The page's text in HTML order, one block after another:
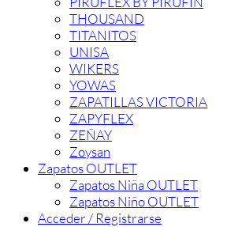
THOUSAND
TITANITOS
UNISA
WIKERS
YOWAS
ZAPATILLAS VICTORIA
ZAPYFLEX
ZEÑAY
Zoysan
Zapatos OUTLET
Zapatos Niña OUTLET
Zapatos Niño OUTLET
Acceder / Registrarse